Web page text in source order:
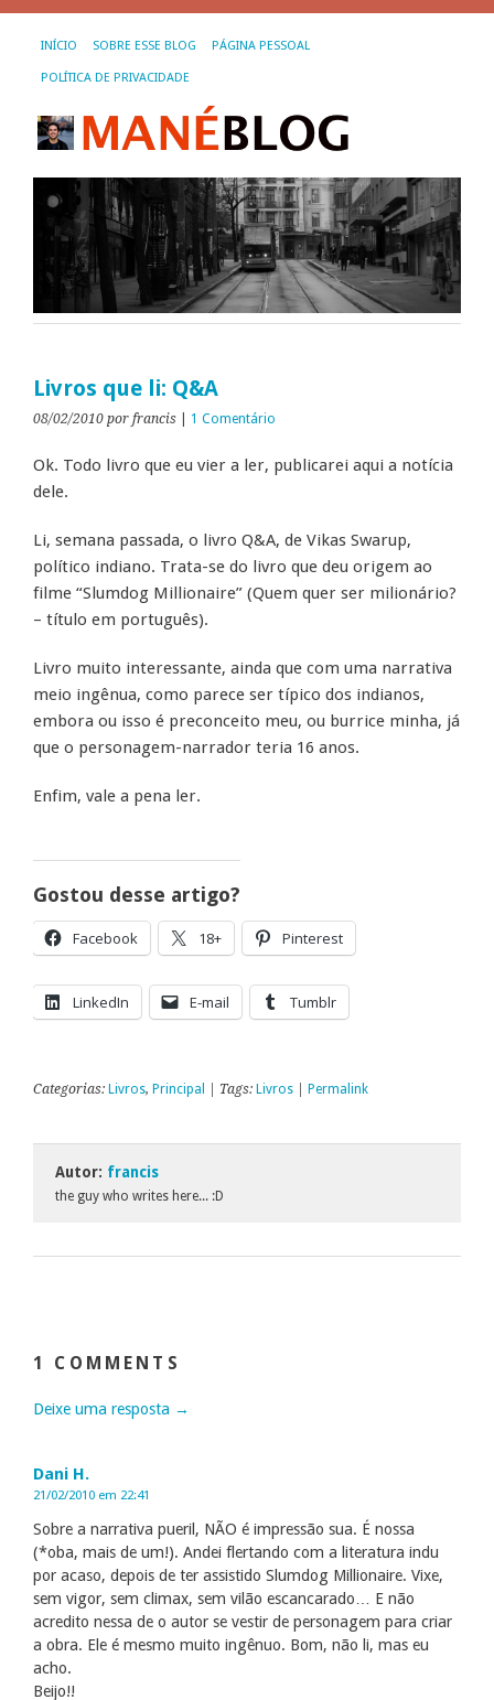
INÍCIO SOBRE ESSE BLOG PÁGINA PESSOAL
POLÍTICA DE PRIVACIDADE
Livros que li: Q&A
08/02/2010 por francis 1 Comentário
Ok. Todo livro que eu vier a ler, publicarei aqui a notícia
dele.
Li, semana passada, o livro Q&A, de Vikas Swarup,
político indiano. Trata-se do livro que deu origem ao
filme “Slumdog Millionaire” (Quem quer ser milionário?
– título em português).
Livro muito interessante, ainda que com uma narrativa
meio ingênua, como parece ser típico dos indianos,
embora ou isso é preconceito meu, ou burrice minha, já
que o personagem-narrador teria 16 anos.
Enfim, vale a pena ler.
Gostou desse artigo?
Facebook 18+ Pinterest
LinkedIn E-mail Tumblr
Categorias: Livros, Principal | Tags: Livros Permalink
Autor: francis
the guy who writes here... :D
1 COMMENTS
Deixe uma resposta →
Dani H.
21/02/2010 em 22:41
Sobre a narrativa pueril, NÃO é impressão sua. É nossa
(*oba, mais de um!). Andei flertando com a literatura indu
por acaso, depois de ter assistido Slumdog Millionaire. Vixe,
sem vigor, sem climax, sem vilão escancarado… E não
acredito nessa de o autor se vestir de personagem para criar
a obra. Ele é mesmo muito ingênuo. Bom, não li, mas eu
acho.
Beijo!!